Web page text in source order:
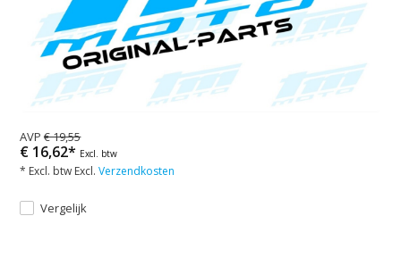
AVP€ 19,55
€ 16,62* Excl. btw
* Excl. btw Excl.Verzendkosten
Vergelijk